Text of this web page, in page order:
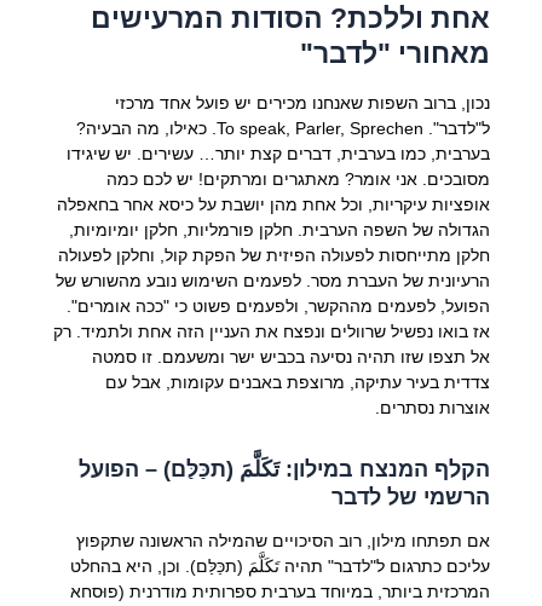
אחת וללכת? הסודות המרעישים
מאחורי "לדבר"
נכון, ברוב השפות שאנחנו מכירים יש פועל אחד מרכזי
ל"לדבר". To speak, Parler, Sprechen. כאילו, מה הבעיה?
בערבית, כמו בערבית, דברים קצת יותר… עשירים. יש שיגידו
מסובכים. אני אומר? מאתגרים ומרתקים! יש לכם כמה
אופציות עיקריות, וכל אחת מהן יושבת על כיסא אחר בחאפלה
הגדולה של השפה הערבית. חלקן פורמליות, חלקן יומיומיות,
חלקן מתייחסות לפעולה הפיזית של הפקת קול, וחלקן לפעולה
הרעיונית של העברת מסר. לפעמים השימוש נובע מהשורש של
הפועל, לפעמים מההקשר, ולפעמים פשוט כי "ככה אומרים".
אז בואו נפשיל שרוולים ונפצח את העניין הזה אחת ולתמיד. רק
אל תצפו שזו תהיה נסיעה בכביש ישר ומשעמם. זו סמטה
צדדית בעיר עתיקה, מרוצפת באבנים עקומות, אבל עם
אוצרות נסתרים.
הקלף המנצח במילון: تَكَلَّمَ (תכַּלַּם) – הפועל
הרשמי של לדבר
אם תפתחו מילון, רוב הסיכויים שהמילה הראשונה שתקפוץ
עליכם כתרגום ל"לדבר" תהיה تَكَلَّمَ (תכַּלַּם). וכן, היא בהחלט
המרכזית ביותר, במיוחד בערבית ספרותית מודרנית (פוּסחא